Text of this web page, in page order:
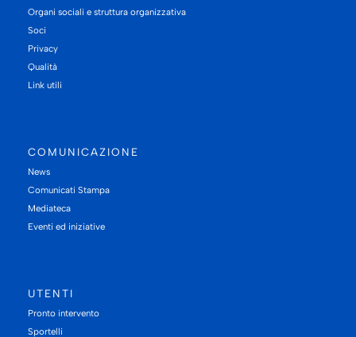
Organi sociali e struttura organizzativa
Soci
Privacy
Qualità
Link utili
COMUNICAZIONE
News
Comunicati Stampa
Mediateca
Eventi ed iniziative
UTENTI
Pronto intervento
Sportelli